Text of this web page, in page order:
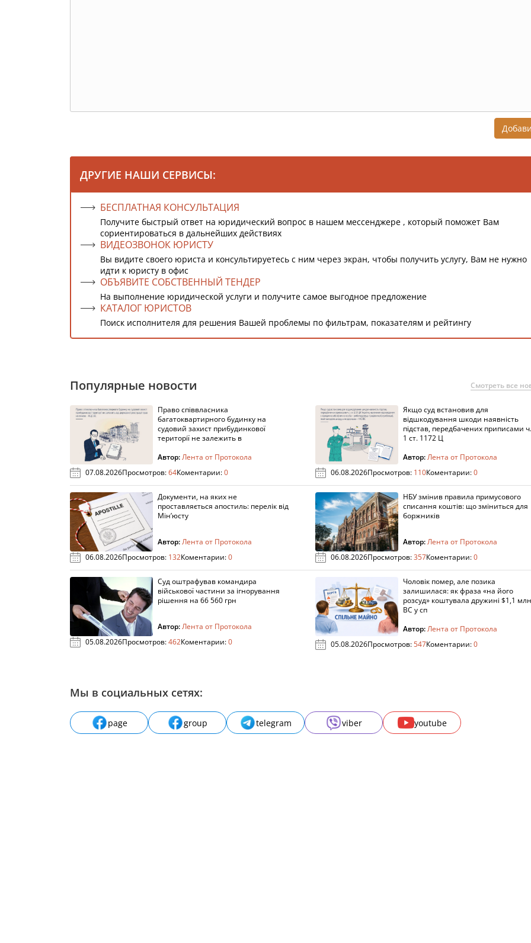
ДРУГИЕ НАШИ СЕРВИСЫ:
БЕСПЛАТНАЯ КОНСУЛЬТАЦИЯ
Получите быстрый ответ на юридический вопрос в нашем мессенджере , который поможет Вам
сориентироваться в дальнейших действиях
ВИДЕОЗВОНОК ЮРИСТУ
Вы видите своего юриста и консультируетесь с ним через экран, чтобы получить услугу, Вам не нужно
идти к юристу в офис
ОБЪЯВИТЕ СОБСТВЕННЫЙ ТЕНДЕР
На выполнение юридической услуги и получите самое выгодное предложение
КАТАЛОГ ЮРИСТОВ
Поиск исполнителя для решения Вашей проблемы по фильтрам, показателям и рейтингу
Популярные новости Смотреть все
Право співвласника
багатоквартирного будинку на
судовий захист прибудинкової
території не залежить в
Автор:Лента от Протокола
07.08.2026Просмотров:64Коментарии:0
Якщо суд встановив для
відшкодування шкоди наявність
підстав, передбачених приписами ч.
1 ст. 1172 Ц
Автор:Лента от Протокола
06.08.2026Просмотров: 110Коментарии:0
Документи, на яких не
проставляється апостиль: перелік від
Мін’юсту
Автор:Лента от Протокола
06.08.2026Просмотров: 132Коментарии:0
НБУ змінив правила примусового
списання коштів: що зміниться для
боржників
Автор:Лента от Протокола
06.08.2026Просмотров:357Коментарии:0
Суд оштрафував командира
військової частини за ігнорування
рішення на 66 560 грн
Автор:Лента от Протокола
05.08.2026Просмотров:462Коментарии:0
Чоловік помер, але позика
залишилася: як фраза «на його
розсуд» коштувала дружині $1,1
ВС у сп
Автор:Лента от Протокола
05.08.2026Просмотров:547Коментарии:0
Мы в социальных сетях:
page group telegram viber youtube